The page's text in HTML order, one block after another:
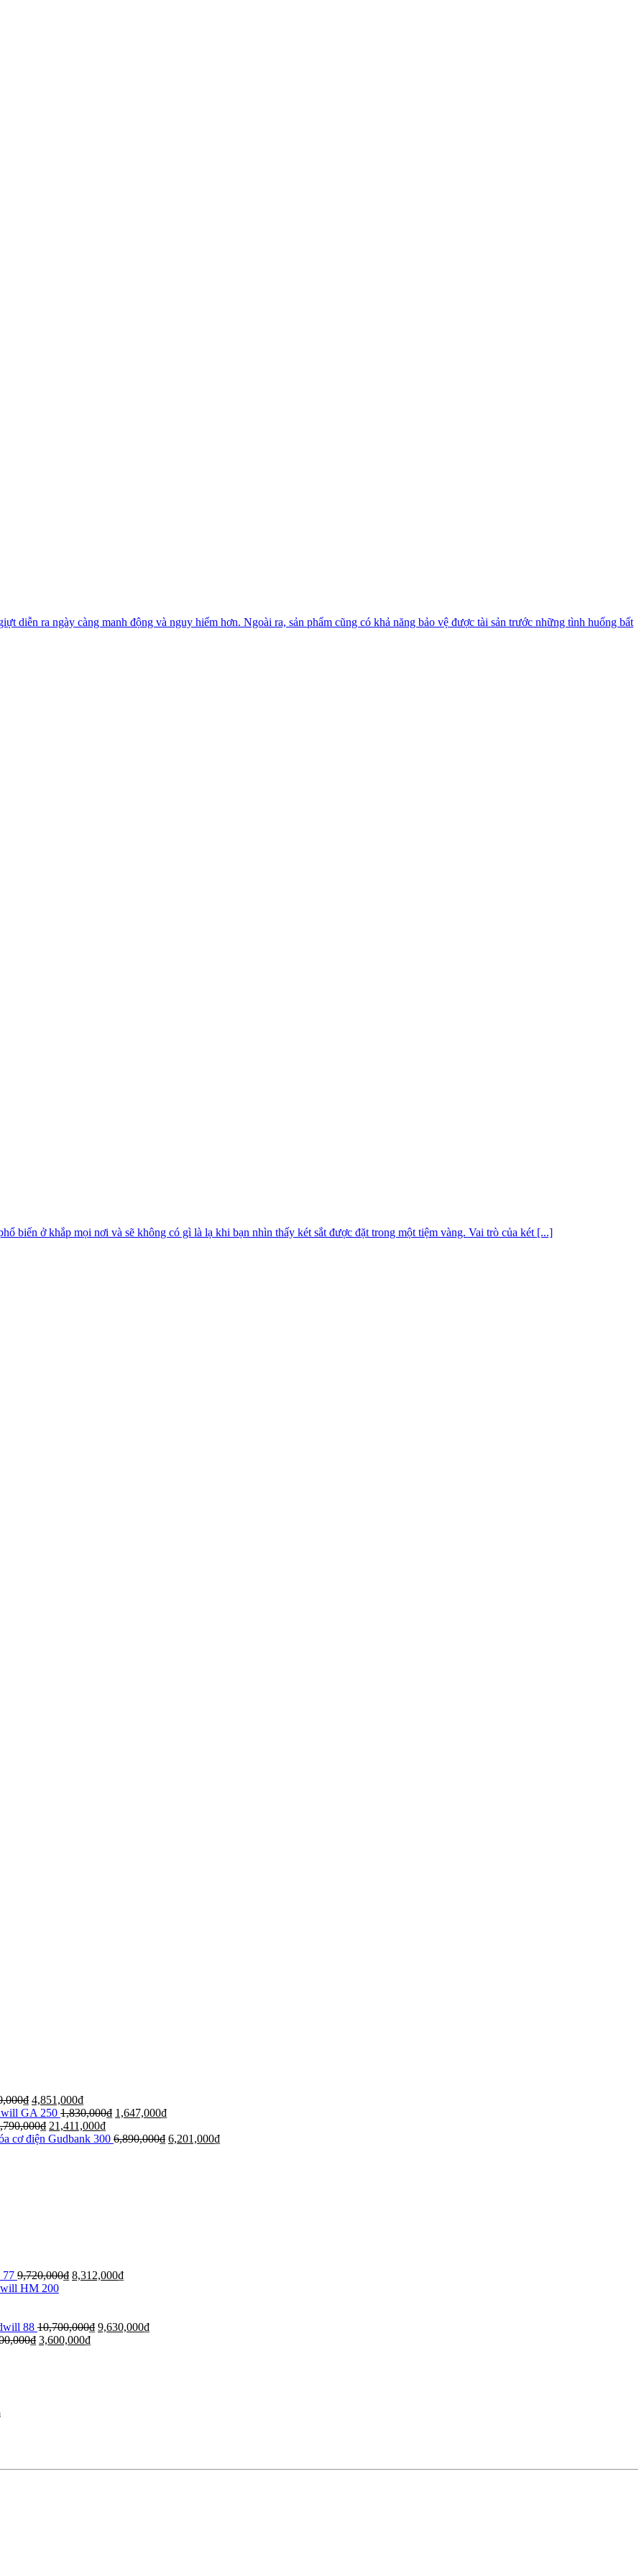
diễn ra ngày càng manh động và nguy hiểm hơn. Ngoài ra, sản phẩm cũng có khả năng bảo vệ được tài sản trước những tình huống bất
biến ở khắp mọi nơi và sẽ không có gì là lạ khi bạn nhìn thấy két sắt được đặt trong một tiệm vàng. Vai trò của két [...]
₫ 4,851,000₫
GA 250 1,830,000₫ 1,647,000₫
₫ 21,411,000₫
cơ điện Gudbank 300 6,890,000₫ 6,201,000₫
77 9,720,000₫ 8,312,000₫
HM 200
88 10,700,000₫ 9,630,000₫
₫ 3,600,000₫